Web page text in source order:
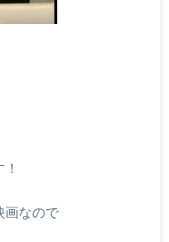
画なので